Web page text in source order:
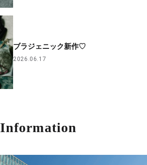
ブラジェニック新作♡
2026.06.17
Information